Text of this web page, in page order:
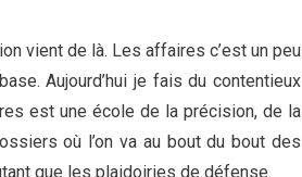
vient de là. Les affaires c’est un peu
Aujourd’hui je fais du contentieux
est une école de la précision, de la
où l’on va au bout du bout des
que les plaidoiries de défense.